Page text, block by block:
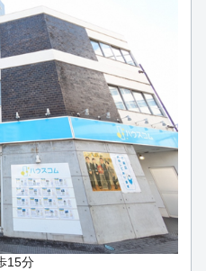
15分